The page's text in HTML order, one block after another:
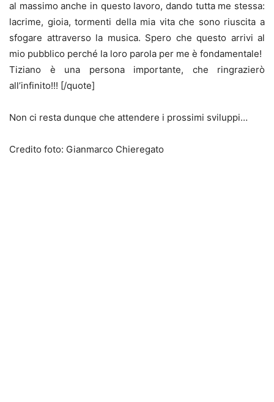
al massimo anche in questo lavoro, dando tutta me stessa:
lacrime, gioia, tormenti della mia vita che sono riuscita a
sfogare attraverso la musica. Spero che questo arrivi al
mio pubblico perché la loro parola per me è fondamentale!
Tiziano è una persona importante, che ringrazierò
all’infinito!!! [/quote]
Non ci resta dunque che attendere i prossimi sviluppi…
Credito foto: Gianmarco Chieregato